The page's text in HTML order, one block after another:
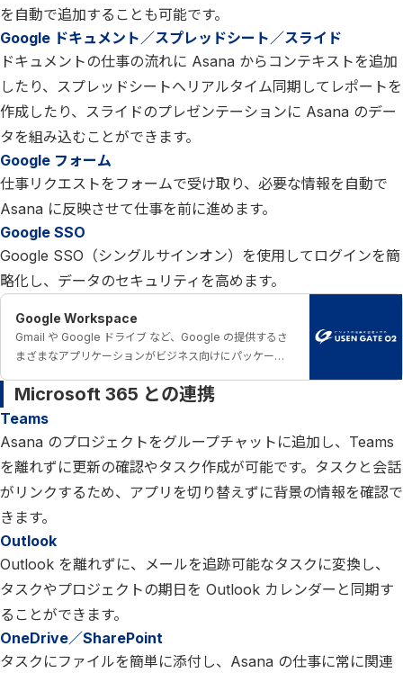
を自動で追加することも可能です。
Google ドキュメント／スプレッドシート／スライド
ドキュメントの仕事の流れに Asana からコンテキストを追加
したり、スプレッドシートへリアルタイム同期してレポートを
作成したり、スライドのプレゼンテーションに Asana のデー
タを組み込むことができます。
Google フォーム
仕事リクエストをフォームで受け取り、必要な情報を自動で
Asana に反映させて仕事を前に進めます。
Google SSO
Google SSO（シングルサインオン）を使用してログインを簡
略化し、データのセキュリティを高めます。
Google Workspace
Gmail や Google ドライブ など、Google の提供するさ
まざまなアプリケーションがビジネス向けにパッケージ
Microsoft 365 との連携
Teams
Asana のプロジェクトをグループチャットに追加し、Teams
を離れずに更新の確認やタスク作成が可能です。タスクと会話
がリンクするため、アプリを切り替えずに背景の情報を確認で
きます。
Outlook
Outlook を離れずに、メールを追跡可能なタスクに変換し、
タスクやプロジェクトの期日を Outlook カレンダーと同期す
ることができます。
OneDrive／SharePoint
タスクにファイルを簡単に添付し、Asana の仕事に常に関連